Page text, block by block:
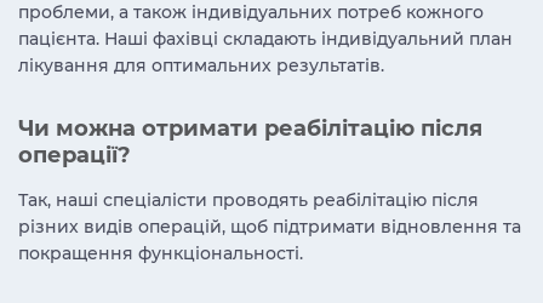
проблеми, а також індивідуальних потреб кожного
пацієнта. Наші фахівці складають індивідуальний план
лікування для оптимальних результатів.
Чи можна отримати реабілітацію після
операції?
Так, наші спеціалісти проводять реабілітацію після
різних видів операцій, щоб підтримати відновлення та
покращення функціональності.